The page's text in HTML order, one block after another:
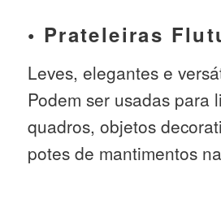
• Prateleiras
Leves, elegantes e
Podem ser usadas para
quadros, objetos
potes de mantimentos